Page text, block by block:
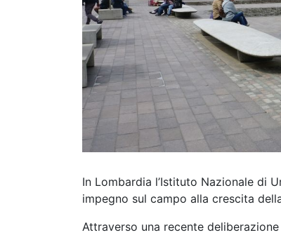
In Lombardia l’Istituto Nazionale di
impegno sul campo alla crescita
Attraverso una recente